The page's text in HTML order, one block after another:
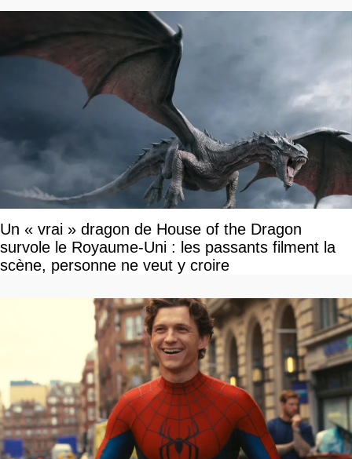
Un « vrai » dragon de House of the Dragon
survole le Royaume-Uni : les passants filment la
scène, personne ne veut y croire